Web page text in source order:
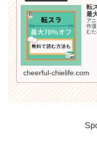
転
最
ア
作漫画。 今回の記事
む
cheerful-chielife.com